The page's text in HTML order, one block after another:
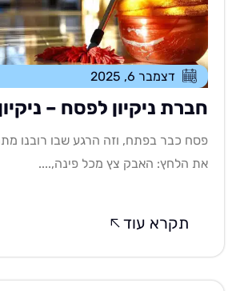
דצמבר 6, 2025
ניקיון לפסח – ניקיון מהיר
כבר בפתח, וזה הרגע שבו רובנו מתחילים
הלחץ: האבק צץ מכל פינה,....
תקרא עוד